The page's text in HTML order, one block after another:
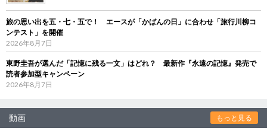
旅の思い出を五・七・五で！ エースが「かばんの日」に合わせ「旅行川柳コ
ンテスト」を開催
2026年8月7日
東野圭吾が選んだ「記憶に残る一文」はどれ？ 最新作『永遠の記憶』発売で
読者参加型キャンペーン
2026年8月7日
動画 もっと見る